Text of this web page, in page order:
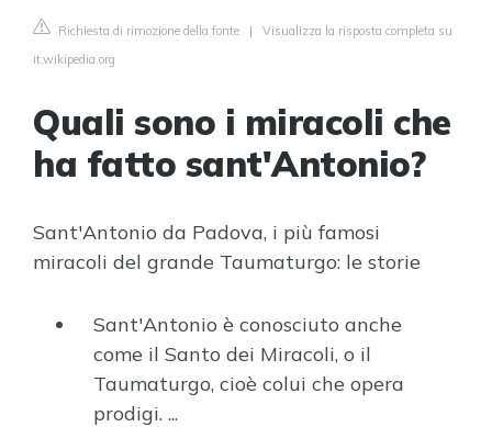
Richiesta di rimozione della fonte | Visualizza la risposta completa su
it.wikipedia.org
Quali sono i miracoli che
ha fatto sant'Antonio?
Sant'Antonio da Padova, i più famosi
miracoli del grande Taumaturgo: le storie
Sant'Antonio è conosciuto anche
come il Santo dei Miracoli, o il
Taumaturgo, cioè colui che opera
prodigi. ...